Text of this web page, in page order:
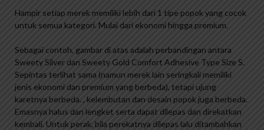
Hampir setiap merek memiliki lebih dari 1 tipe popok yang cocok
untuk semua kategori. Mulai dari ekonomi hingga premium.
Sebagai contoh, gambar di atas adalah perbandingan antara
Sweety Silver dan Sweety Gold Comfort Adhesive Type Size S.
Sepintas terlihat sama (namun merek lain seringkali memiliki
jenis ekonomi dan premium yang berbeda), tetapi ujung
karetnya berbeda. , kelembutan dan desain popok juga berbeda.
Emasnya halus dan lengket serta dapat dilepas dan direkatkan
kembali. Untuk perak, bila perekatnya dilepas lalu ditambahkan